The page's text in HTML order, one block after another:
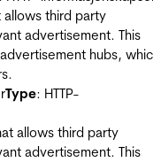
allows third party
advertisement. This
hubs,
Type: HTTP-
allows third party
advertisement. This